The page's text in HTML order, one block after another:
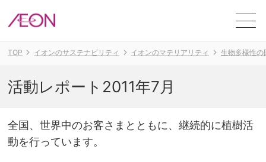
TOP イオンのサステナビリティ イオンのマテリアリティ 生物多様性の
活動レポート2011年7月
全国、世界中のお客さまとともに、継続的に植樹活
動を行っています。